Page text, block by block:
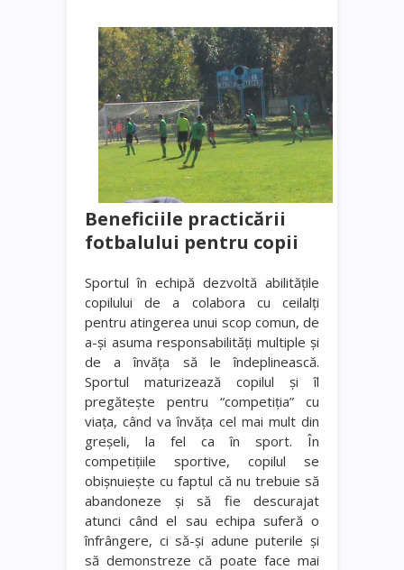
Beneficiile practicării
fotbalului pentru copii
Sportul în echipă dezvoltă abilităţile
copilului de a colabora cu ceilalţi
pentru atingerea unui scop comun, de
a-şi asuma responsabilităţi multiple şi
de a învăţa să le îndeplinească.
Sportul maturizează copilul şi îl
pregăteşte pentru “competiţia” cu
viaţa, când va învăţa cel mai mult din
greşeli, la fel ca în sport. În
competiţiile sportive, copilul se
obişnuieşte cu faptul că nu trebuie să
abandoneze şi să fie descurajat
atunci când el sau echipa suferă o
înfrângere, ci să-şi adune puterile şi
să demonstreze că poate face mai